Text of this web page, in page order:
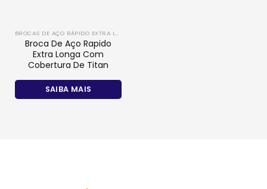
BROCAS DE AÇO RÁPIDO EXTRA LONGA (DIN1869/3)
Broca De Aço Rapido
Extra Longa Com
Cobertura De Titan
SAIBA MAIS